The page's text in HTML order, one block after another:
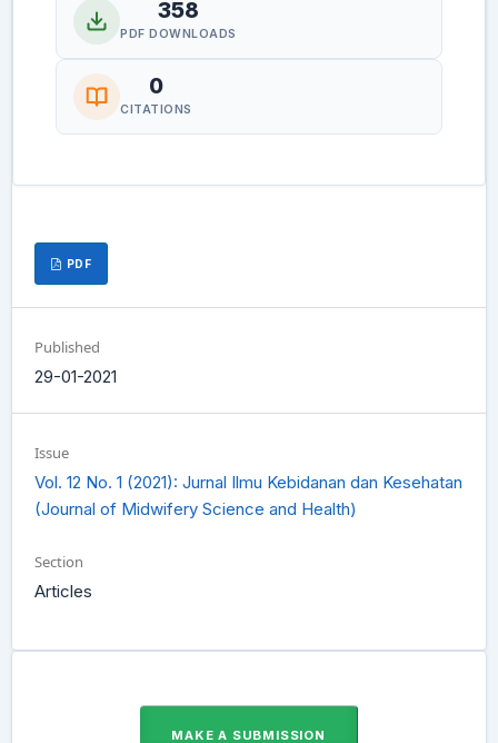
358
PDF DOWNLOADS
0
CITATIONS
PDF
Published
29-01-2021
Issue
Vol. 12 No. 1 (2021): Jurnal Ilmu Kebidanan dan Kesehatan
(Journal of Midwifery Science and Health)
Section
Articles
MAKE A SUBMISSION